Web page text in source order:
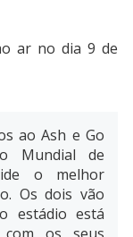
ar no dia 9 de
ao Ash e Go
Mundial de
o melhor
Os dois vão
estádio está